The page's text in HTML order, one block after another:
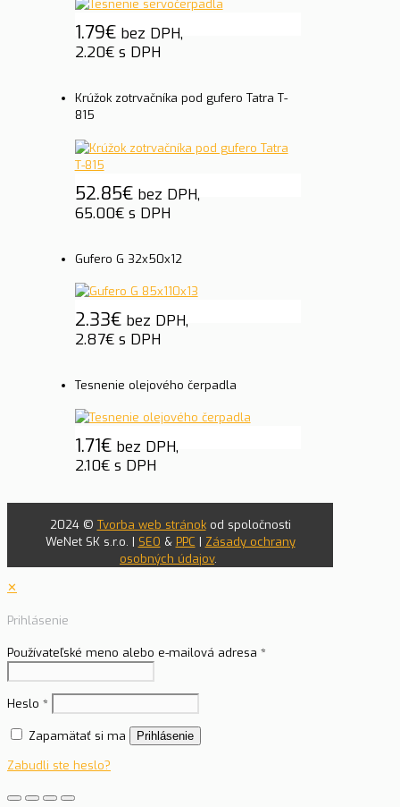
1.79€ bez DPH,
2.20€s DPH
Krúžok zotrvačníka pod gufero Tatra T-
815
52.85€ bez DPH,
65.00€s DPH
Gufero G 32x50x12
2.33€ bez DPH,
2.87€s DPH
Tesnenie olejového čerpadla
1.71€ bez DPH,
2.10€s DPH
2024 © Tvorba web stránokod spoločnosti
WeNet SK s.r.o. | SEO & PPC | Zásady ochrany
osobných údajov.
✕
Prihlásenie
Používateľské meno alebo e-mailová adresa *
Heslo *
Zapamätať si ma Prihlásenie
Zabudli ste heslo?